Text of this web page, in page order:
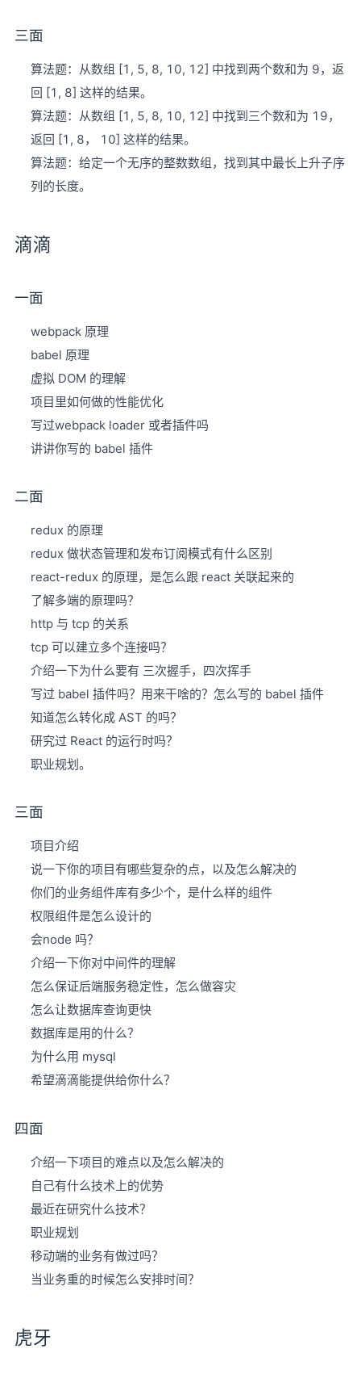
三面
算法题：从数组 [1, 5, 8, 10, 12] 中找到两个数和为 9，返
回 [1, 8] 这样的结果。
算法题：从数组 [1, 5, 8, 10, 12] 中找到三个数和为 19，
返回 [1, 8， 10] 这样的结果。
算法题：给定一个无序的整数数组，找到其中最长上升子序
列的长度。
滴滴
一面
webpack 原理
babel 原理
虚拟 DOM 的理解
项目里如何做的性能优化
写过webpack loader 或者插件吗
讲讲你写的 babel 插件
二面
redux 的原理
redux 做状态管理和发布订阅模式有什么区别
react-redux 的原理，是怎么跟 react 关联起来的
了解多端的原理吗？
http 与 tcp 的关系
tcp 可以建立多个连接吗？
介绍一下为什么要有 三次握手，四次挥手
写过 babel 插件吗？用来干啥的？怎么写的 babel 插件
知道怎么转化成 AST 的吗？
研究过 React 的运行时吗？
职业规划。
三面
项目介绍
说一下你的项目有哪些复杂的点，以及怎么解决的
你们的业务组件库有多少个，是什么样的组件
权限组件是怎么设计的
会node 吗？
介绍一下你对中间件的理解
怎么保证后端服务稳定性，怎么做容灾
怎么让数据库查询更快
数据库是用的什么？
为什么用 mysql
希望滴滴能提供给你什么？
四面
介绍一下项目的难点以及怎么解决的
自己有什么技术上的优势
最近在研究什么技术？
职业规划
移动端的业务有做过吗？
当业务重的时候怎么安排时间？
虎牙